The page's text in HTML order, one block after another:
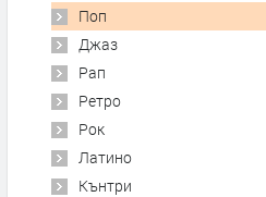
Поп
Джаз
Рап
Ретро
Рок
Латино
Кънтри